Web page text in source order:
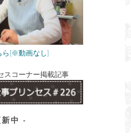
ら[※動画なし]
コーナー掲載記事
中